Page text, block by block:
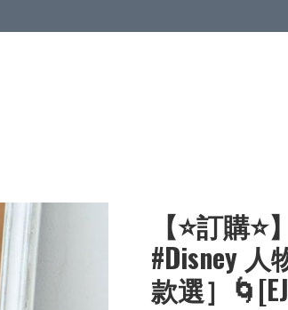
【⭐訂購
#Disney
款選］